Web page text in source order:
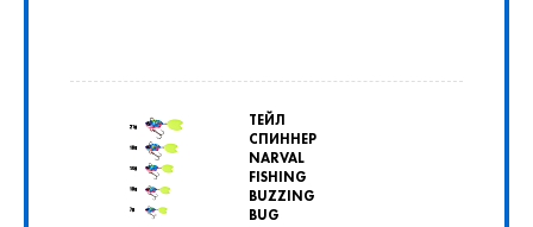
355
руб.
РУБ
ТЕЙЛ
СПИННЕР
NARVAL
FISHING
BUZZING
BUG